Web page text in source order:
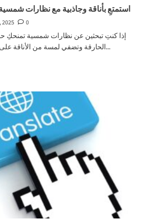
استمتعِ بأناقة وجاذبية مع نظارات
2025
0
إذا كنتِ تبحثين عن نظارات شمسية
الحارقة وتضفي لمسة من الأناقة على إطلالتكِ، فإن ترينديول...